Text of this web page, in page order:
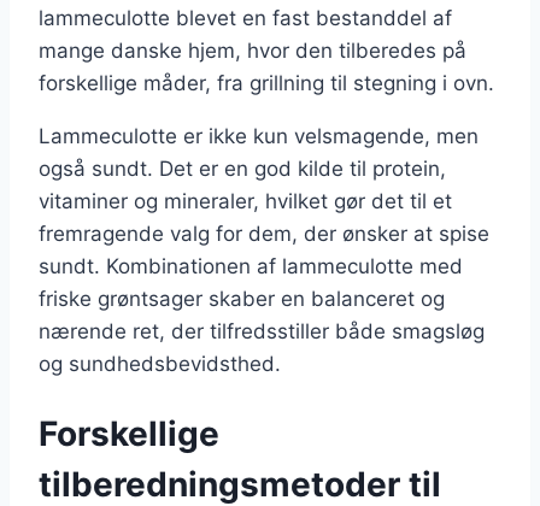
lammeculotte blevet en fast bestanddel af
mange danske hjem, hvor den tilberedes på
forskellige måder, fra grillning til stegning i ovn.
Lammeculotte er ikke kun velsmagende, men
også sundt. Det er en god kilde til protein,
vitaminer og mineraler, hvilket gør det til et
fremragende valg for dem, der ønsker at spise
sundt. Kombinationen af lammeculotte med
friske grøntsager skaber en balanceret og
nærende ret, der tilfredsstiller både smagsløg
og sundhedsbevidsthed.
Forskellige
tilberedningsmetoder til